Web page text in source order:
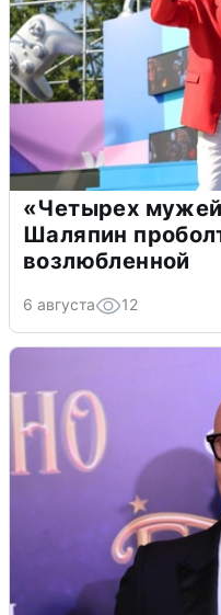
«Четырех
Шаляпин
возлюбленной
6 августа 12